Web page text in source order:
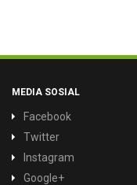
MEDIA SOSIAL
Facebook
Twitter
Instagram
Google+